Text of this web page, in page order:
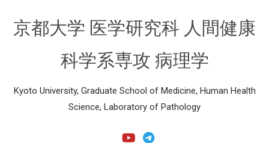
京都大学 医学研究科 人間健康
科学系専攻 病理学
Kyoto University, Graduate School of Medicine, Human Health
Science, Laboratory of Pathology